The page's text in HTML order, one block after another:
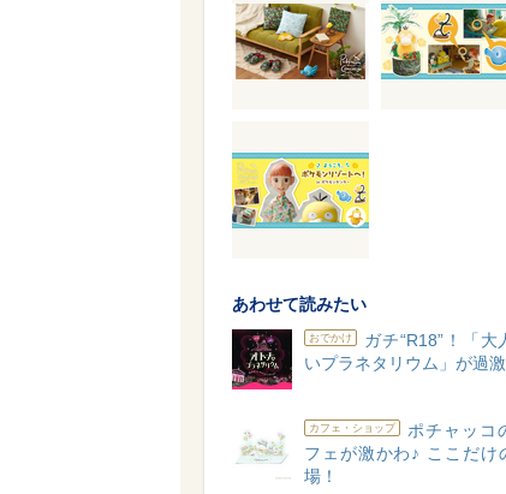
あわせて読みたい
おでかけ
ガチ“R18”！「
いプラネタリウム」が過
カフェ・ショップ
ポチャッコ
フェが激かわ♪ ここだけ
場！